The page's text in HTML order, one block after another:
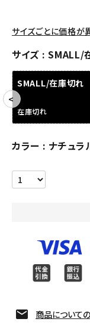
SEASON
CONTENTS
ようこそ ゲスト 様
meeting_room ログイン
サイズごとに価格が
サイズ SMALL/
SMALL/在庫切れ
在庫切れ
カラー ナチュラ
商品について